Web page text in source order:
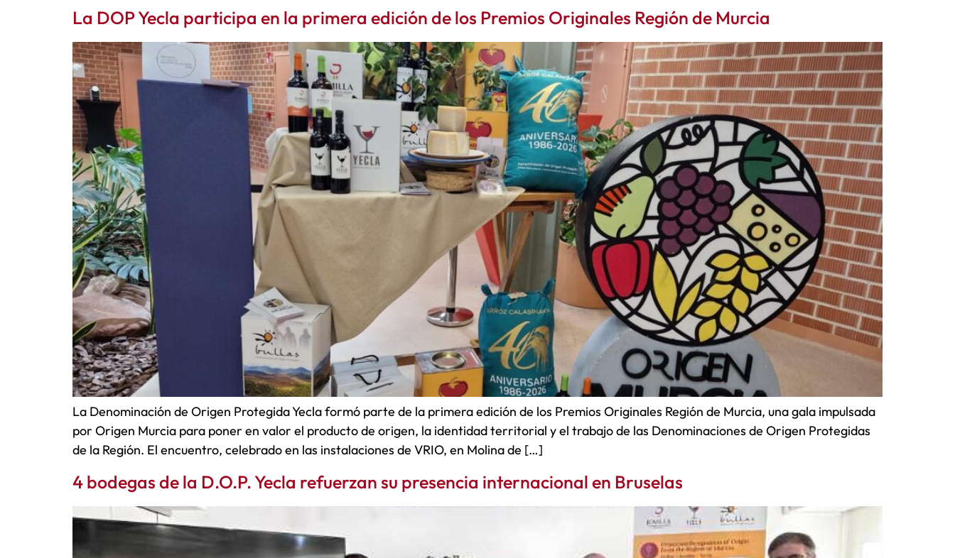
La DOP Yecla participa en la primera edición de los Premios Originales Región de Murcia
La Denominación de Origen Protegida Yecla formó parte de la primera edición de los Premios Originales Región de Murcia, una gala impulsada
por Origen Murcia para poner en valor el producto de origen, la identidad territorial y el trabajo de las Denominaciones de Origen Protegidas
de la Región. El encuentro, celebrado en las instalaciones de VRIO, en Molina de […]
4 bodegas de la D.O.P. Yecla refuerzan su presencia internacional en Bruselas